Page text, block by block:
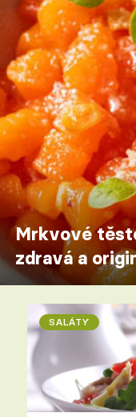
Mrkvové
zdravá a
SALÁTY